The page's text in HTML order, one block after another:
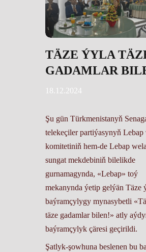
TÄZE ÝYLA
GADAMLAR
18.12.2024
Şu gün Türkmenistanyň
telekeçiler partiýasynyň Lebap
komitetiniň hem-de Lebap
sungat mekdebiniň bilelikde
gurnamagynda, «Lebap» toý
mekanynda ýetip gelýän Täze
baýramçylygy mynasybetli
täze gadamlar bilen!» atly
baýramçylyk çäresi geçirildi.
Şatlyk-şowhuna beslenen bu